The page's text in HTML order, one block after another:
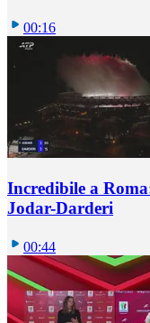
00:16
Incredibile a
Jodar-Darderi
00:44